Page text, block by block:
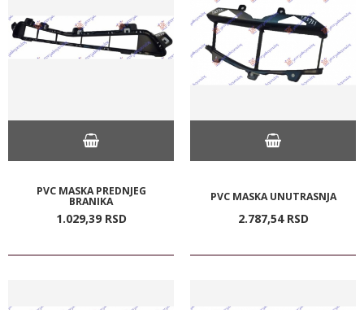
PVC MASKA PREDNJEG
BRANIKA
1.029,39 RSD
PVC MASKA UNUTRASNJA
2.787,54 RSD